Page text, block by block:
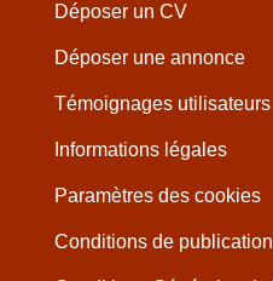
Déposer un CV
Déposer une annonce
Témoignages utilisateurs
Informations légales
Paramètres des cookies
Conditions de publication